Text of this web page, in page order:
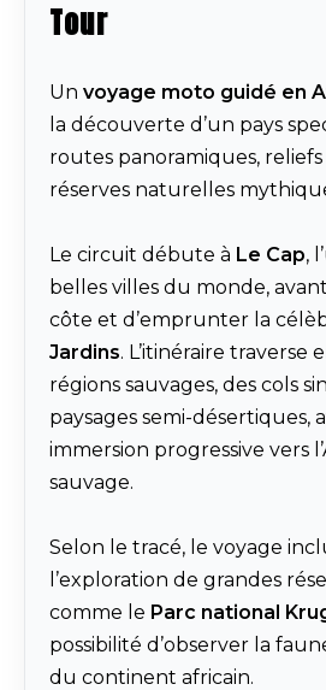
Tour
Un voyage moto guidé en
la découverte d’un pays
routes panoramiques,
réserves naturelles
Le circuit débute à Le Cap,
belles villes du monde,
côte et d’emprunter la
Jardins. L’itinéraire traverse
régions sauvages, des cols
paysages semi-désertiques,
immersion progressive vers
sauvage.
Selon le tracé, le voyage
l’exploration de grandes
comme le Parc national
possibilité d’observer la
du continent africain.